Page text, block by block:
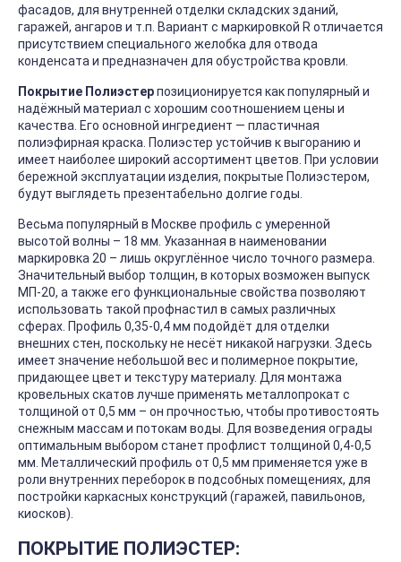
фасадов, для внутренней отделки складских зданий,
гаражей, ангаров и т.п. Вариант с маркировкой R отличается
присутствием специального желобка для отвода
конденсата и предназначен для обустройства кровли.
Покрытие Полиэстерпозиционируется как популярный и
надёжный материал с хорошим соотношением цены и
качества. Его основной ингредиент — пластичная
полиэфирная краска. Полиэстер устойчив к выгоранию и
имеет наиболее широкий ассортимент цветов. При условии
бережной эксплуатации изделия, покрытые Полиэстером,
будут выглядеть презентабельно долгие годы.
Весьма популярный в Москве профиль с умеренной
высотой волны – 18 мм. Указанная в наименовании
маркировка 20 – лишь округлённое число точного размера.
Значительный выбор толщин, в которых возможен выпуск
МП-20, а также его функциональные свойства позволяют
использовать такой профнастил в самых различных
сферах. Профиль 0,35-0,4 мм подойдёт для отделки
внешних стен, поскольку не несёт никакой нагрузки. Здесь
имеет значение небольшой вес и полимерное покрытие,
придающее цвет и текстуру материалу. Для монтажа
кровельных скатов лучше применять металлопрокат с
толщиной от 0,5 мм – он прочностью, чтобы противостоять
снежным массам и потокам воды. Для возведения ограды
оптимальным выбором станет профлист толщиной 0,4-0,5
мм. Металлический профиль от 0,5 мм применяется уже в
роли внутренних переборок в подсобных помещениях, для
постройки каркасных конструкций (гаражей, павильонов,
киосков).
ПОКРЫТИЕ ПОЛИЭСТЕР: